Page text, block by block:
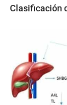
Clasificación